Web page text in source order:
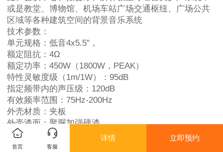
或是教堂、博物馆、机场车站广场交通枢纽、广场公共
区域等各种建筑空间的背景音乐系统
技术参数：
单元规格：低音4x5.5"，
额定阻抗：4Ω
额定功率：450W（1800W，PEAK）
特性灵敏度级（1m/1W）：95dB
指定频带内的声压级：120dB
有效频率范围：75Hz-200Hz
外壳材质：夹板
外壳漆面：聚脲加强硬漆
网罩材质：金属网
扩散角度：水平90°，垂直45°
首页 客服
详情 立即预约